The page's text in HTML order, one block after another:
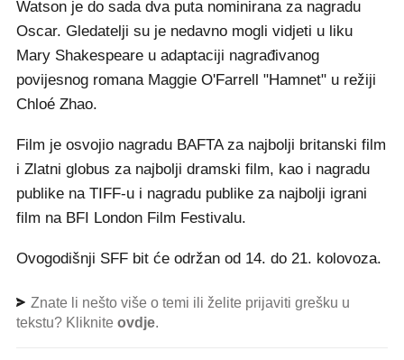
Watson je do sada dva puta nominirana za nagradu
Oscar. Gledatelji su je nedavno mogli vidjeti u liku
Mary Shakespeare u adaptaciji nagrađivanog
povijesnog romana Maggie O'Farrell "Hamnet" u režiji
Chloé Zhao.
Film je osvojio nagradu BAFTA za najbolji britanski film
i Zlatni globus za najbolji dramski film, kao i nagradu
publike na TIFF-u i nagradu publike za najbolji igrani
film na BFI London Film Festivalu.
Ovogodišnji SFF bit će održan od 14. do 21. kolovoza.
Znate li nešto više o temi ili želite prijaviti grešku u
tekstu? Kliknite ovdje.